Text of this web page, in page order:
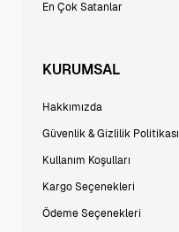
En Çok Satanlar
KURUMSAL
Hakkımızda
Güvenlik & Gizlilik Politikası
Kullanım Koşulları
Kargo Seçenekleri
Ödeme Seçenekleri